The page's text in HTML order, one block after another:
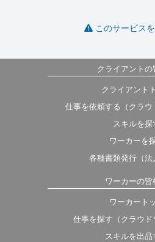
このサービス
クライアントの
クライアント
仕事を依頼する（クラウ
スキルを探
ワーカーを
各種書類発行（法
ワーカーの皆
ワーカート
仕事を探す（クラウド
スキルを出品